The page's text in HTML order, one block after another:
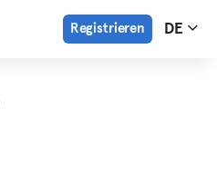
Registrieren DE